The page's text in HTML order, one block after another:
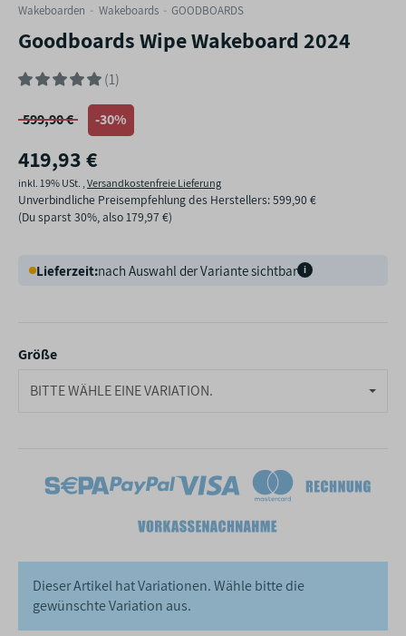
Wakeboarden Wakeboards GOODBOARDS
Goodboards Wipe Wakeboard 2024
(1)
599,90 € -30%
419,93 €
inkl. 19% USt. ,Versandkostenfreie Lieferung
Unverbindliche Preisempfehlung des Herstellers:599,90 €
(Du sparst30%, also179,97 €)
Lieferzeit:nach Auswahl der Variante sichtbar i
Größe
BITTE WÄHLE EINE VARIATION.
Dieser Artikel hat Variationen. Wähle bitte die
gewünschte Variation aus.